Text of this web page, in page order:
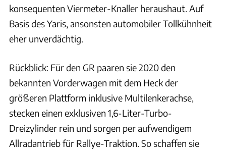
konsequenten Viermeter-Knaller heraushaut. Auf
Basis des Yaris, ansonsten automobiler Tollkühnheit
eher unverdächtig.
Rückblick: Für den GR paaren sie 2020 den
bekannten Vorderwagen mit dem Heck der
größeren Plattform inklusive Multilenkerachse,
stecken einen exklusiven 1,6-Liter-Turbo-
Dreizylinder rein und sorgen per aufwendigem
Allradantrieb für Rallye-Traktion. So schaffen sie